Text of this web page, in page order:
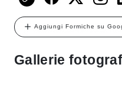
Aggiungi Formiche su
Gallerie